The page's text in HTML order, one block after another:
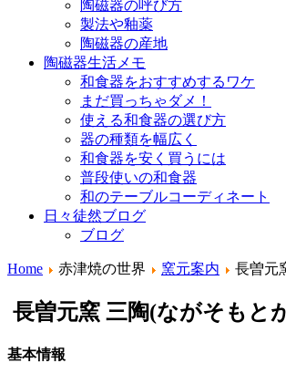
陶磁器の呼び方
製法や釉薬
陶磁器の産地
陶磁器生活メモ
和食器をおすすめするワケ
まだ買っちゃダメ！
使える和食器の選び方
器の種類を幅広く
和食器を安く買うには
普段使いの和食器
和のテーブルコーディネート
日々徒然ブログ
ブログ
Home 赤津焼の世界 窯元案内 長曽元
長曽元窯 三陶(ながそもと
基本情報